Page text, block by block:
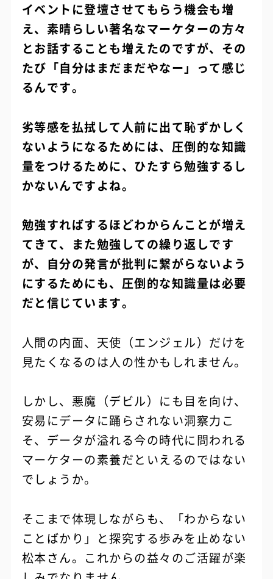
イベントに登壇させてもらう機会も増
え、素晴らしい著名なマーケターの方々
とお話することも増えたのですが、その
たび「自分はまだまだやなー」って感じ
るんです。
劣等感を払拭して人前に出て恥ずかしく
ないようになるためには、圧倒的な知識
量をつけるために、ひたすら勉強するし
かないんですよね。
勉強すればするほどわからんことが増え
てきて、また勉強しての繰り返しです
が、自分の発言が批判に繋がらないよう
にするためにも、圧倒的な知識量は必要
だと信じています。
人間の内面、天使（エンジェル）だけを
見たくなるのは人の性かもしれません。
しかし、悪魔（デビル）にも目を向け、
安易にデータに踊らされない洞察力こ
そ、データが溢れる今の時代に問われる
マーケターの素養だといえるのではない
でしょうか。
そこまで体現しながらも、「わからない
ことばかり」と探究する歩みを止めない
松本さん。これからの益々のご活躍が楽